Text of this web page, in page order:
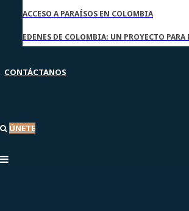
ACCESO A PARAÍSOS EN COLOMBIA
EDENES DE COLOMBIA: UN PROYECTO
CONTÁCTANOS
ÚNETE